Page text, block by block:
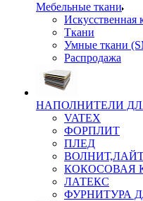
Мебельные ткани
Искусственная
Ткани
Умные ткани
Распродажа
НАПОЛНИТЕЛИ
VATEX
ФОРПЛИТ
ПЛЕД
КОКОСОВАЯ
ЛАТЕКС
ФУРНИТУРА